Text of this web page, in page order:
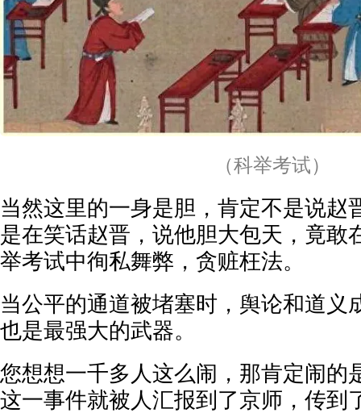
（科举考试）
当然这里的一身是胆，肯定不是说赵
是在笑话赵晋，说他胆大包天，竟敢
举考试中徇私舞弊，贪赃枉法。
当公平的通道被堵塞时，舆论和道义
也是最强大的武器。
您想想一千多人这么闹，那肯定闹的
这一事件就被人汇报到了京师，传到